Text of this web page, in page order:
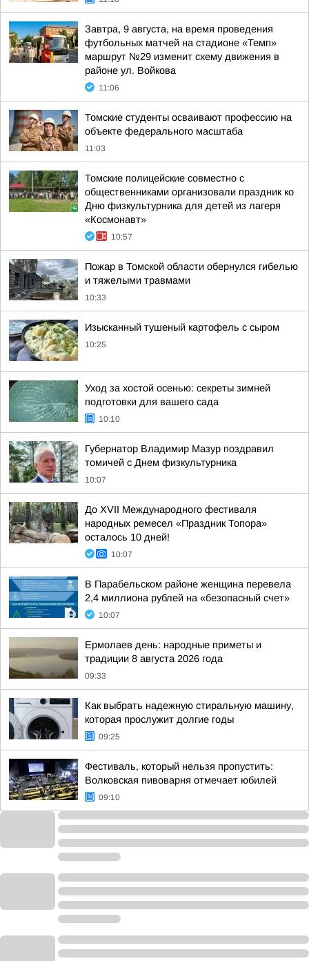
Завтра, 9 августа, на время проведения
футбольных матчей на стадионе «Темп»
маршрут №29 изменит схему движения в
районе ул. Войкова
11:06
Томские студенты осваивают профессию на
объекте федерального масштаба
11:03
Томские полицейские совместно с
общественниками организовали праздник ко
Дню физкультурника для детей из лагеря
«Космонавт»
10:57
Пожар в Томской области обернулся гибелью
и тяжелыми травмами
10:33
Изысканный тушеный картофель с сыром
10:25
Уход за хостой осенью: секреты зимней
подготовки для вашего сада
10:10
Губернатор Владимир Мазур поздравил
томичей с Днем физкультурника
10:07
До XVII Международного фестиваля
народных ремесел «Праздник Топора»
осталось 10 дней!
10:07
В Парабельском районе женщина перевела
2,4 миллиона рублей на «безопасный счет»
10:07
Ермолаев день: народные приметы и
традиции 8 августа 2026 года
09:33
Как выбрать надежную стиральную машину,
которая прослужит долгие годы
09:25
Фестиваль, который нельзя пропустить:
Волковская пивоварня отмечает юбилей
09:10